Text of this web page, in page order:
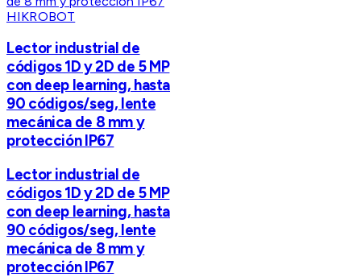
HIKROBOT
Lector industrial de
códigos 1D y 2D de 5 MP
con deep learning, hasta
90 códigos/seg, lente
mecánica de 8 mm y
protección IP67
Lector industrial de
códigos 1D y 2D de 5 MP
con deep learning, hasta
90 códigos/seg, lente
mecánica de 8 mm y
protección IP67